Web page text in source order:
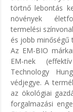
törtnő lebontás
növények
termelési
és jobb minőségű
Az EM-BIO
EM-nek
Technology
védjegye. A
az ökológiai
forgalmazási